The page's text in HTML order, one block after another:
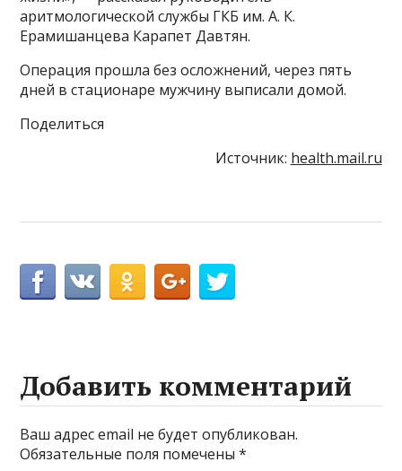
аритмологической службы ГКБ им. А. К.
Ерамишанцева Карапет Давтян.
Операция прошла без осложнений, через пять
дней в стационаре мужчину выписали домой.
Поделиться
Источник: health.mail.ru
Добавить комментарий
Ваш адрес email не будет опубликован.
Обязательные поля помечены*